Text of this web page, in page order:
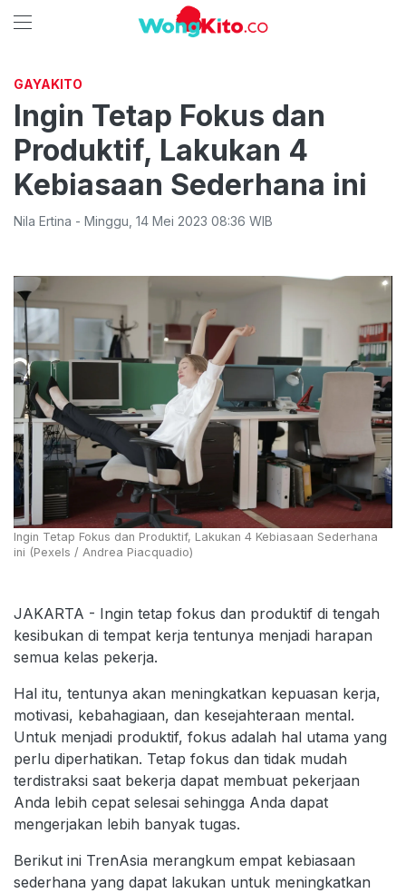
GAYAKITO
Ingin Tetap Fokus dan
Produktif, Lakukan 4
Kebiasaan Sederhana ini
Nila Ertina - Minggu 14 Mei 2023 08:36 WIB
Ingin Tetap Fokus dan Produktif, Lakukan 4 Kebiasaan Sederhana
ini (Pexels / Andrea Piacquadio)
JAKARTA - Ingin tetap fokus dan produktif di tengah
kesibukan di tempat kerja tentunya menjadi harapan
semua kelas pekerja.
Hal itu, tentunya akan meningkatkan kepuasan kerja,
motivasi, kebahagiaan, dan kesejahteraan mental.
Untuk menjadi produktif, fokus adalah hal utama yang
perlu diperhatikan. Tetap fokus dan tidak mudah
terdistraksi saat bekerja dapat membuat pekerjaan
Anda lebih cepat selesai sehingga Anda dapat
mengerjakan lebih banyak tugas.
Berikut ini TrenAsia merangkum empat kebiasaan
sederhana yang dapat lakukan untuk meningkatkan